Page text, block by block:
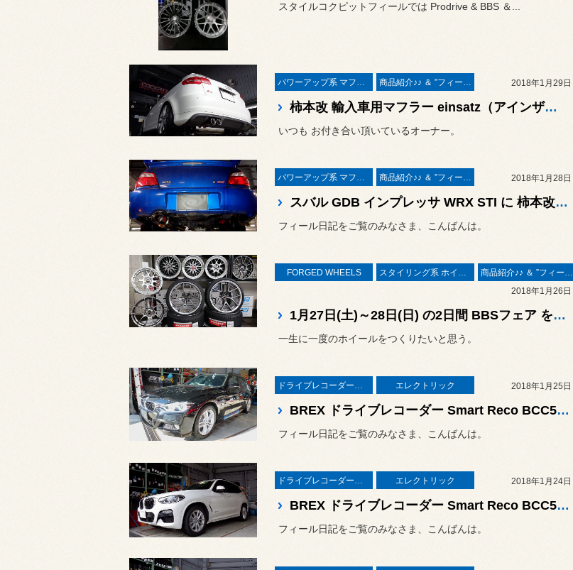
スタイルコクピットフィールでは Prodrive & BBS ＆...
パワーアップ系 マフラー＆エアークリーナー＆ＥＣＵ 商品紹介♪♪ ＆ ”フィール”からのお知らせ。 2018年1月29日
柿本改 輸入車用マフラー einsatz（アインザッツ）s-622 取付とマフラー防錆作業 ／ AUDI S3
いつも お付き合い頂いているオーナー。
パワーアップ系 マフラー＆エアークリーナー＆ＥＣＵ 商品紹介♪♪ ＆ ”フィール”からのお知らせ。 2018年1月28日
スバル GDB インプレッサ WRX STI に 柿本改マフラー取付 と マフラー防錆作業。
フィール日記をご覧のみなさま、こんばんは。
FORGED WHEELS スタイリング系 ホイール＆タイヤ＆エアロパーツ
商品紹介♪♪ ＆ ”フィール”からのお知らせ。
2018年1月26日
1月27日(土)～28日(日) の2日間 BBSフェア を開催 ❤
一生に一度のホイールをつくりたいと思う。
ドライブレコーダー＆レーダー取付 エレクトリック 2018年1月25日
BREX ドライブレコーダー Smart Reco BCC510 取付作業 ／ BMW F31 320d ツーリング
フィール日記をご覧のみなさま、こんばんは。
ドライブレコーダー＆レーダー取付 エレクトリック 2018年1月24日
BREX ドライブレコーダー Smart Reco BCC510 取付作業 ／ BMW G01 New X3 20d
フィール日記をご覧のみなさま、こんばんは。